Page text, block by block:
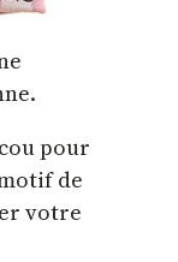
pour
de
votre